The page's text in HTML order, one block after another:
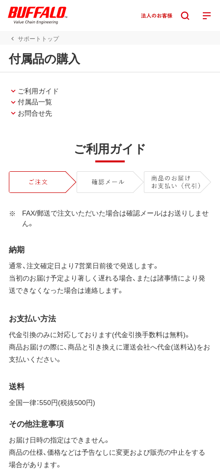
サポートトップ
付属品の購入
ご利用ガイド
付属品一覧
お問合せ先
ご利用ガイド
FAX/郵送で注文いただいた場合は確認メールはお送りしませ
ん。
納期
通常、注文確定日より7営業日前後で発送します。
当初のお届け予定より著しく遅れる場合、または諸事情により発
送できなくなった場合は連絡します。
お支払い方法
代金引換のみに対応しております(代金引換手数料は無料)。
商品お届けの際に、商品と引き換えに運送会社へ代金(送料込)をお
支払いください。
送料
全国一律：550円(税抜500円)
その他注意事項
お届け日時の指定はできません。
商品の仕様、価格などは予告なしに変更および販売の中止をする
場合があります。